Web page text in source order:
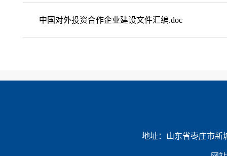
中国对外投资合作企业建设文件汇编.doc
地址：山东省枣庄市新